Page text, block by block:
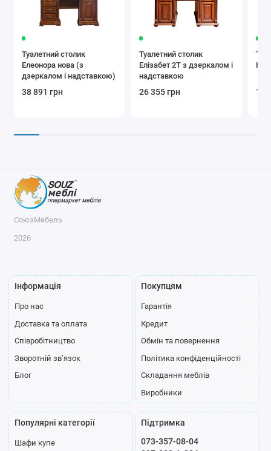
Туалетний столик
Елеонора нова (з
дзеркалом і надставкою)
38 891 грн
Туалетний столик
Елізабет 2Т з дзеркалом і
надставкою
26 355 грн 16
СоюзМебель
2026
Інформація
Про нас
Доставка та оплата
Співробітництво
Зворотній зв’язок
Блог
Покупцям
Гарантія
Кредит
Обмін та повернення
Політика конфіденційності
Складання меблів
Виробники
Популярні категорії
Шафи купе
Підтримка
073-357-08-04